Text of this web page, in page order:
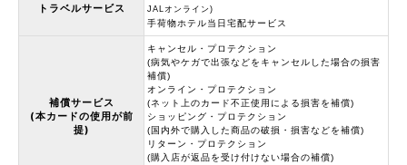
トラベルサービス
JALオンライン)
手荷物ホテル当日宅配サービス
補償サービス
(本カードの使用が前
提)
キャンセル・プロテクション
(病気やケガで出張などをキャンセルした場合の損害
補償)
オンライン・プロテクション
(ネット上のカード不正使用による損害を補償)
ショッピング・プロテクション
(国内外で購入した商品の破損・損害などを補償)
リターン・プロテクション
(購入店が返品を受け付けない場合の補償)